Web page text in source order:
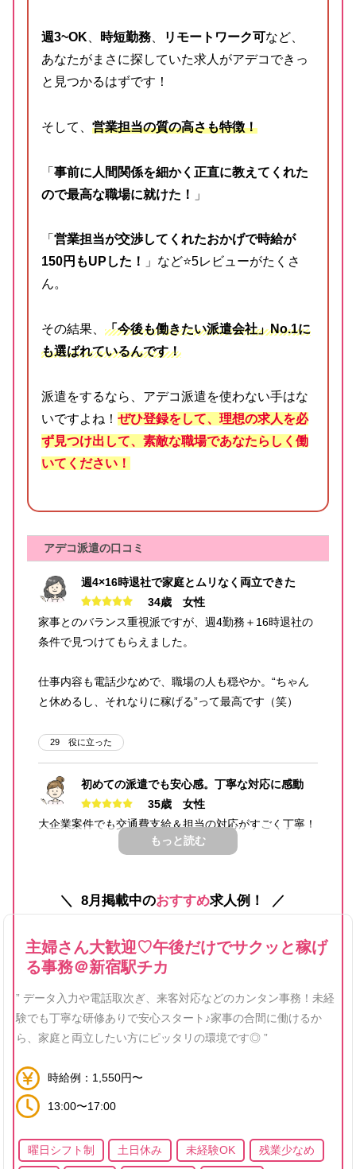
週3~OK 時短勤務 リモートワーク可など、
あなたがまさに探していた求人がアデコできっ
と見つかるはずです！
そして、 営業担当の質の高さも特徴！
「 事前に人間関係を細かく正直に教えてくれた
ので最高な職場に就けた！ 」
「 営業担当が交渉してくれたおかげで時給が
150円もUPした！
」など⭐️5レビューがたくさ
ん。
その結果、 「今後も働きたい派遣会社」No.1に
も選ばれているんです！
派遣をするなら、アデコ派遣を使わない手はな
いですよね！ ぜひ登録をして、理想の求人を必
ず見つけ出して、 素敵な職場であなたらしく 働
いてください！
アデコ派遣の口コミ
週4×16時退社で家庭とムリなく両立できた
34歳 女性
家事とのバランス重視派ですが、週4勤務＋16時退社の
条件で見つけてもらえました。
仕事内容も電話少なめで、職場の人も穏やか。“ちゃん
と休めるし、それなりに稼げる”って最高です（笑）
29 役に立った
初めての派遣でも安心感。丁寧な対応に感動
35歳 女性
大企業案件でも交通費支給＆担当の対応がすごく丁寧！
かったです。
もっと読む
8月掲載中のおすすめ求人例！
主婦さん大歓迎♡午後だけでサクッと稼げ
る事務＠新宿駅チカ
” データ入力や電話取次ぎ、来客対応などのカンタン事務！未経
験でも丁寧な研修ありで安心スタート♪家事の合間に働けるか
ら、家庭と両立したい方にピッタリの環境です◎ ”
時給例：1,550円〜
13:00〜17:00
曜日シフト制 土日休み 未経験OK 残業少なめ